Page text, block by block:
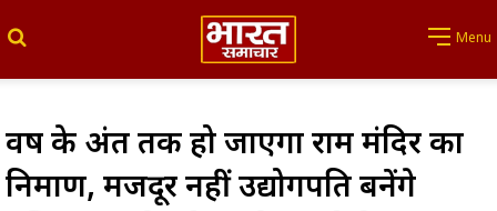
Menu
वर्ष के अंत तक हो जाएगा राम मंदिर का
निर्माण, मजदूर नहीं उद्योगपति बनेंगे